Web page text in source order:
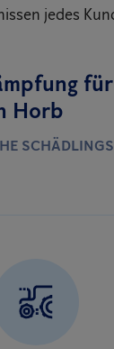
jedes
Horb